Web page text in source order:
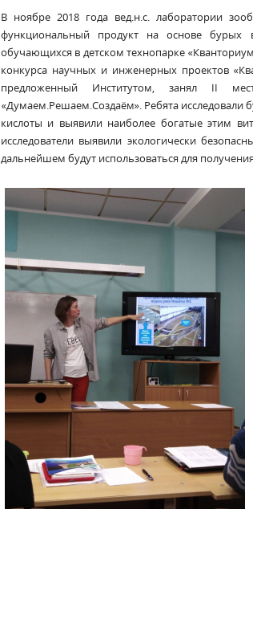
В ноябре 2018 года вед.н.с. лаборатории
функциональный продукт на основе бурых
обучающихся в детском технопарке
конкурса научных и инженерных проектов
предложенный Институтом, занял II
«Думаем.Решаем.Создаём». Ребята
кислоты и выявили наиболее богатые этим
исследователи выявили экологически
дальнейшем будут использоваться для